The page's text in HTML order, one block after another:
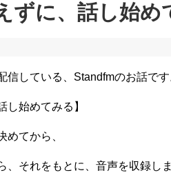
ずに、話し始め
信している、Standfmのお話です
し始めてみる】
めてから、
、それをもとに、音声を収録しま